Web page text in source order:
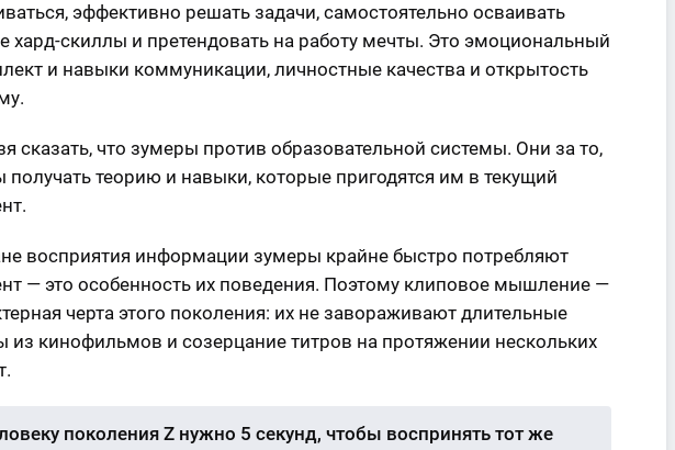
эффективно решать задачи, самостоятельно осваивать
хард-скиллы и претендовать на работу мечты. Это эмоциональный
и навыки коммуникации, личностные качества и открытость
сказать, что зумеры против образовательной системы. Они за то,
получать теорию и навыки, которые пригодятся им в текущий
восприятия информации зумеры крайне быстро потребляют
— это особенность их поведения. Поэтому клиповое мышление —
черта этого поколения: их не завораживают длительные
из кинофильмов и созерцание титров на протяжении нескольких
поколения Z нужно 5 секунд, чтобы воспринять тот же